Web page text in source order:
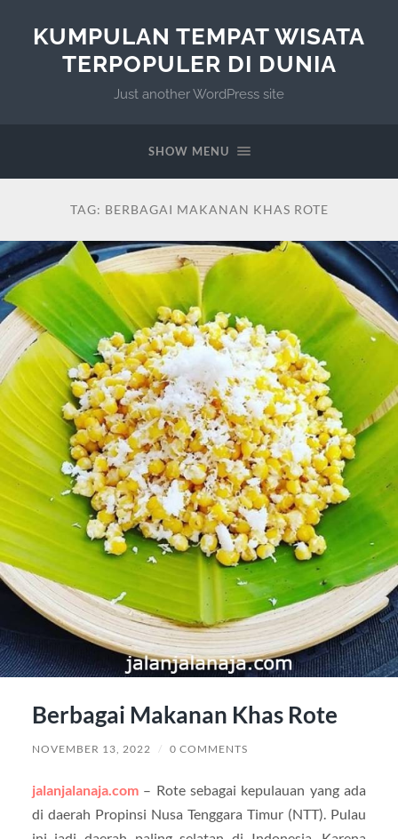
KUMPULAN TEMPAT WISATA
TERPOPULER DI DUNIA
Just another WordPress site
SHOW MENU
TAG: BERBAGAI MAKANAN KHAS ROTE
Berbagai Makanan Khas Rote
NOVEMBER 13, 2022 / 0 COMMENTS
jalanjalanaja.com– Rote sebagai kepulauan yang ada
di daerah Propinsi Nusa Tenggara Timur (NTT). Pulau